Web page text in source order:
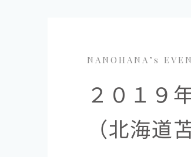
NANOHANA’s
２０１９
（北海